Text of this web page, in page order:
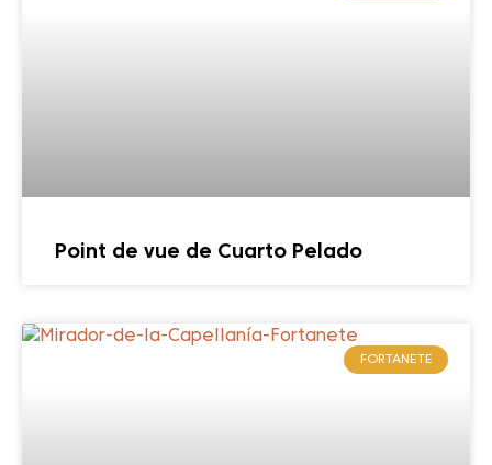
Point de vue de Cuarto Pelado
FORTANETE